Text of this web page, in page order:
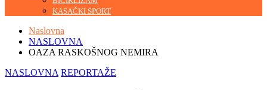
KASAČKI SPORT
Naslovna
NASLOVNA
OAZA RASKOŠNOG NEMIRA
NASLOVNA REPORTAŽE